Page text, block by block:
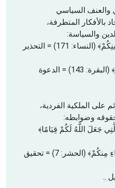
والعنف السياسي
بالأفكار المتطرفة،
والسياسة:
﴿يَا أَهْلَ الْكِتَابِ لَا تَغْلُوا فِي دِينِكُمْ﴾ (النساء: 171) = التحذير
﴿وَكَذَٰلِكَ جَعَلْنَاكُمْ أُمَّةً وَسَطًا﴾ (البقرة: 143) = الدعوة
على الملكية الفردية،
وضوابطه:
جَعَلَ اللَّهُ لَكُمْ قِيَامًا﴾
﴿كَيْ لَا يَكُونَ دُولَةً بَيْنَ الْأَغْنِيَاءِ مِنكُمْ﴾ (الحشر: 7) = تحقيق
..